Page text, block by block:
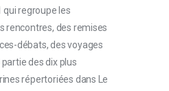
qui regroupe les
rencontres, des remises
débats, des voyages
des dix plus
répertoriées dans Le